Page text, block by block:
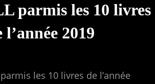
parmis les 10 livres
l’année 2019
les 10 livres de l’année